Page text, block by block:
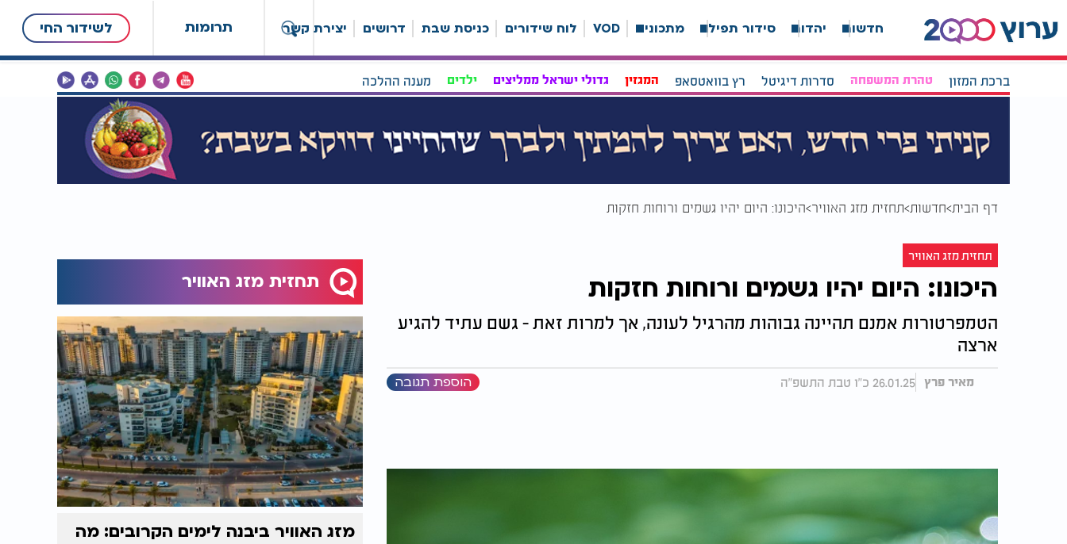
תרומות לשידור החי חדשות יהדות סידור תפילה מתכונים VOD לוח שידורים כניסת שבת דרושים יצירת קשר
ברכת המזון טהרת המשפחה סדרות דיגיטל רץ בוואטסאפ המגזין גדולי ישראל ממליצים ילדים מענה ההלכה
דף הבית חדשות תחזית מזג האוויר היכונו: היום יהיו גשמים ורוחות חזקות
תחזית מזג האוויר
היכונו: היום יהיו גשמים ורוחות חזקות
הטמפרטורות אמנם תהיינה גבוהות מהרגיל לעונה, אך למרות זאת - גשם עתיד להגיע
ארצה
מאיר פרץ 26.01.25 כ"ו טבת התשפ"ה הוספת תגובה
תחזית מזג האוויר
מזג האוויר ביבנה לימים הקרובים: מה